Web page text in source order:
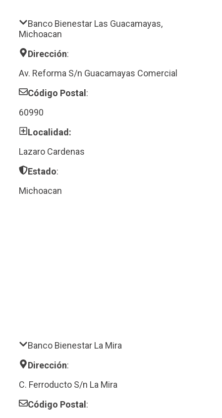
Banco Bienestar Las Guacamayas,
Michoacan
Dirección:
Av. Reforma S/n Guacamayas Comercial
Código Postal :
60990
Localidad:
Lazaro Cardenas
Estado:
Michoacan
Banco Bienestar La Mira
Dirección:
C. Ferroducto S/n La Mira
Código Postal :